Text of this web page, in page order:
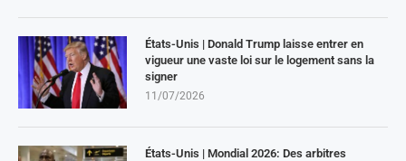
États-Unis | Donald Trump laisse entrer en
vigueur une vaste loi sur le logement sans la
signer
11/07/2026
États-Unis | Mondial 2026: Des arbitres